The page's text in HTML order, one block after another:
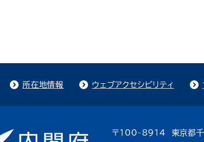
所在地情報 ウェブアクセシビリティ
〒100-8914 東京都千